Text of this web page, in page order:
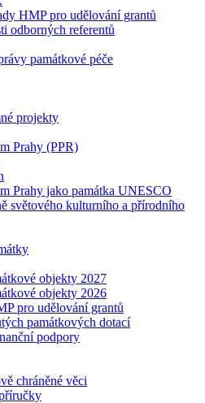
HMP pro udělování grantů
odborných referentů
památkové péče
projekty
Prahy (PPR)
Prahy jako památka UNESCO
světového kulturního a přírodního
objekty 2027
objekty 2026
pro udělování grantů
památkových dotací
podpory
chráněné věci